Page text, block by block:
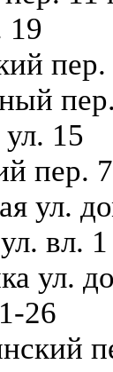
19
пер.
15
пер.
ул.
вл. 1
ул.
26